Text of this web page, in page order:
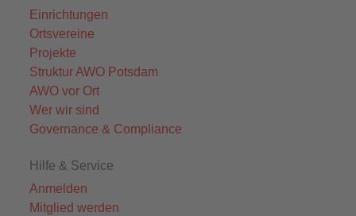
Einrichtungen
Ortsvereine
Projekte
Struktur AWO Potsdam
AWO vor Ort
Wer wir sind
Governance & Compliance
Hilfe & Service
Anmelden
Mitglied werden